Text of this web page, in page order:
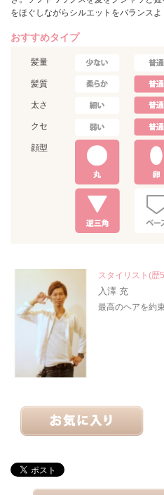
をほぐしながらシルエットをバランスよ
おすすめタイプ
髪量
髪質
太さ
クセ
顔型
スタイリスト(歴
入澤 充
最高のヘアを約